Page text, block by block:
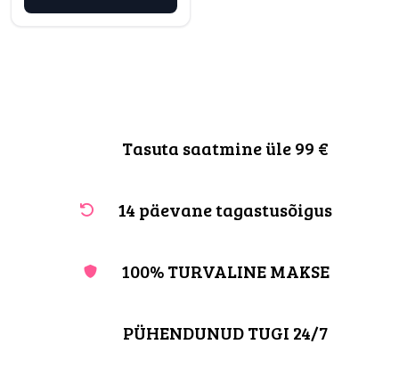
Tasuta saatmine üle 99 €
14 päevane tagastusõigus
100% TURVALINE MAKSE
PÜHENDUNUD TUGI 24/7